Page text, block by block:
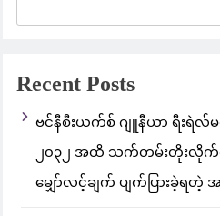
Recent Posts
ဗင်နီစီးယက်စ် ဂျူနီယာ ရီးရဲလ်
၂၀၃၂ အထိ သက်တမ်းတိုးလို
မျှော်လင့်ချက် ပျက်ပြားခဲ့ရတဲ့